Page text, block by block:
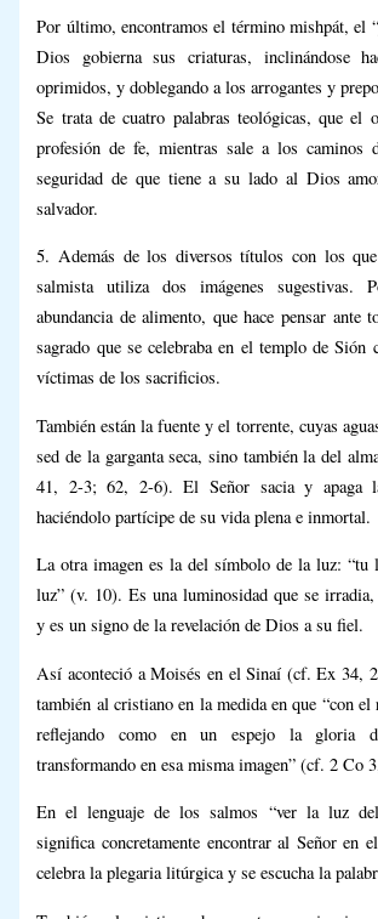
Por último, encontramos el término mishpát, el
Dios gobierna sus criaturas, inclinándose
oprimidos, y doblegando a los arrogantes y
Se trata de cuatro palabras teológicas, que el
profesión de fe, mientras sale a los caminos
seguridad de que tiene a su lado al Dios
salvador.
5. Además de los diversos títulos con los
salmista utiliza dos imágenes sugestivas.
abundancia de alimento, que hace pensar ante
sagrado que se celebraba en el templo de Sión
víctimas de los sacrificios.
También están la fuente y el torrente, cuyas
sed de la garganta seca, sino también la del
41, 2-3; 62, 2-6). El Señor sacia y apaga
haciéndolo partícipe de su vida plena e inmortal.
La otra imagen es la del símbolo de la luz: “tu
luz” (v. 10). Es una luminosidad que se irradia,
y es un signo de la revelación de Dios a su fiel.
Así aconteció a Moisés en el Sinaí (cf. Ex 34,
también al cristiano en la medida en que “con
reflejando como en un espejo la gloria
transformando en esa misma imagen” (cf. 2 Co
En el lenguaje de los salmos “ver la luz
significa concretamente encontrar al Señor en
celebra la plegaria litúrgica y se escucha la